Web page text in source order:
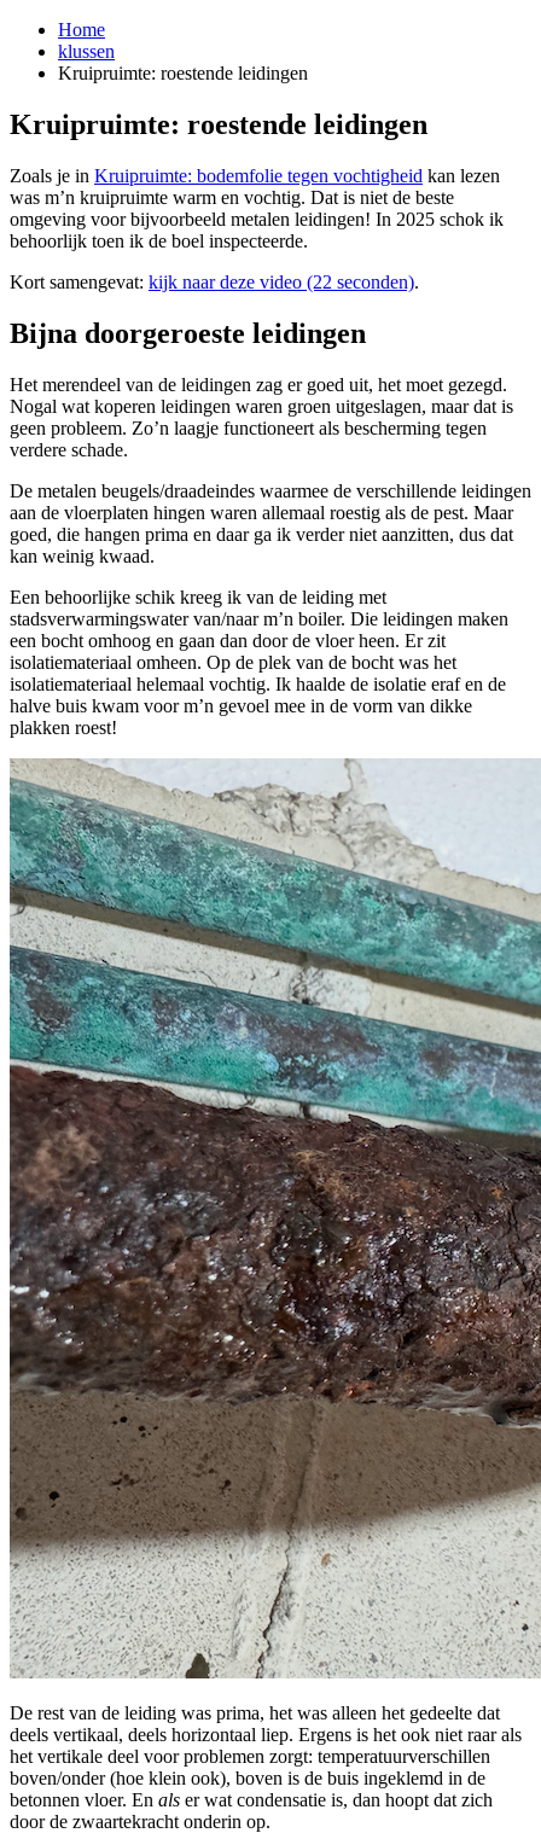
Home
klussen
Kruipruimte: roestende leidingen
Kruipruimte: roestende leidingen
Zoals je in Kruipruimte: bodemfolie tegen vochtigheid kan lezen
was m’n kruipruimte warm en vochtig. Dat is niet de beste
omgeving voor bijvoorbeeld metalen leidingen! In 2025 schok ik
behoorlijk toen ik de boel inspecteerde.
Kort samengevat: kijk naar deze video (22 seconden).
Bijna doorgeroeste leidingen
Het merendeel van de leidingen zag er goed uit, het moet gezegd.
Nogal wat koperen leidingen waren groen uitgeslagen, maar dat is
geen probleem. Zo’n laagje functioneert als bescherming tegen
verdere schade.
De metalen beugels/draadeindes waarmee de verschillende leidingen
aan de vloerplaten hingen waren allemaal roestig als de pest. Maar
goed, die hangen prima en daar ga ik verder niet aanzitten, dus dat
kan weinig kwaad.
Een behoorlijke schik kreeg ik van de leiding met
stadsverwarmingswater van/naar m’n boiler. Die leidingen maken
een bocht omhoog en gaan dan door de vloer heen. Er zit
isolatiemateriaal omheen. Op de plek van de bocht was het
isolatiemateriaal helemaal vochtig. Ik haalde de isolatie eraf en de
halve buis kwam voor m’n gevoel mee in de vorm van dikke
plakken roest!
De rest van de leiding was prima, het was alleen het gedeelte dat
deels vertikaal, deels horizontaal liep. Ergens is het ook niet raar als
het vertikale deel voor problemen zorgt: temperatuurverschillen
boven/onder (hoe klein ook), boven is de buis ingeklemd in de
betonnen vloer. En als er wat condensatie is, dan hoopt dat zich
door de zwaartekracht onderin op.